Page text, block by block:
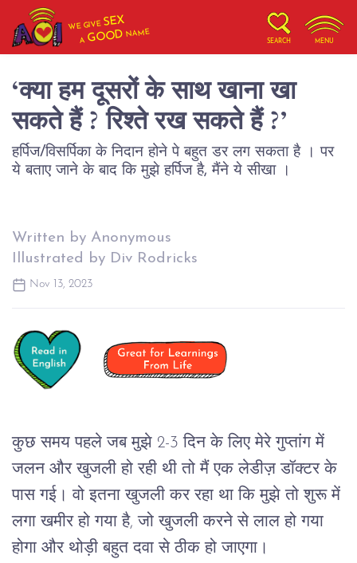
WE GIVESEX
AGOOD NAME
SEARCH MENU
‘क्या हम दूसरों के साथ खाना खा
सकते हैं ? रिश्ते रख सकते हैं ?’
हर्पिज/विसर्पिका के निदान होने पे बहुत डर लग सकता है । पर
ये बताए जाने के बाद कि मुझे हर्पिज है, मैंने ये सीखा ।
Written by Anonymous
Illustrated by Div Rodricks
Nov 13, 2023
कुछ समय पहले जब मुझे 2-3 दिन के लिए मेरे गुप्तांग में
जलन और खुजली हो रही थी तो मैं एक लेडीज़ डॉक्टर के
पास गई। वो इतना खुजली कर रहा था कि मुझे तो शुरू में
लगा खमीर हो गया है, जो खुजली करने से लाल हो गया
होगा और थोड़ी बहुत दवा से ठीक हो जाएगा।